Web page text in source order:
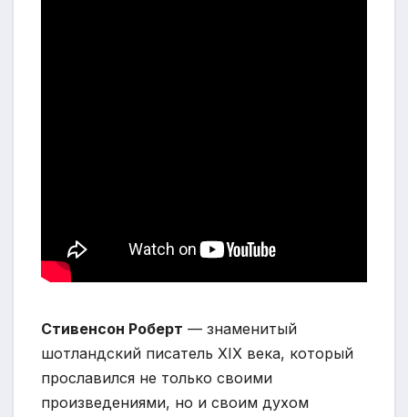
Стивенсон Роберт — знаменитый
шотландский писатель XIX века, который
прославился не только своими
произведениями, но и своим духом